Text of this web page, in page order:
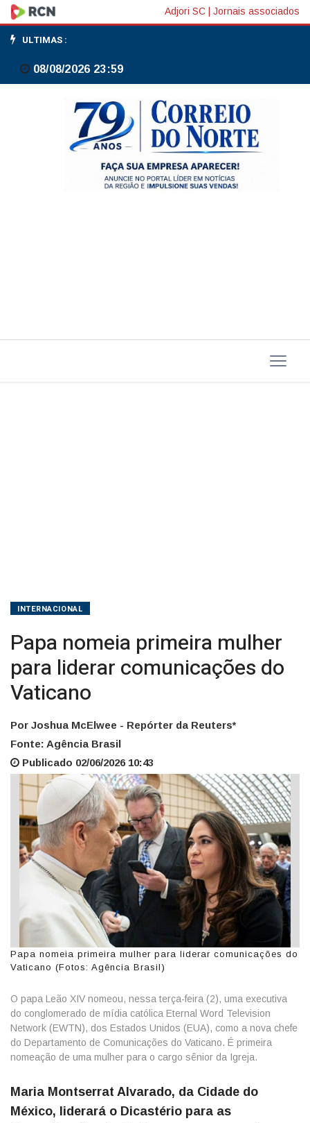
Papa
nomeia
primeira
mulher
comunicações
Adjori SC Jornais associados
ULTIMAS :
08/08/2026 23:59
INTERNACIONAL
Papa nomeia primeira mulher
para liderar comunicações do
Vaticano
Por Joshua McElwee - Repórter da Reuters*
Fonte: Agência Brasil
Publicado 02/06/2026 10:43
Papa nomeia primeira mulher para liderar comunicações do
Vaticano (Fotos: Agência Brasil)
O papa Leão XIV nomeou, nessa terça-feira (2), uma executiva
do conglomerado de mídia católica Eternal Word Television
Network (EWTN), dos Estados Unidos (EUA), como a nova chefe
do Departamento de Comunicações do Vaticano. É primeira
nomeação de uma mulher para o cargo sênior da Igreja.
Maria Montserrat Alvarado, da Cidade do
México, liderará o Dicastério para as